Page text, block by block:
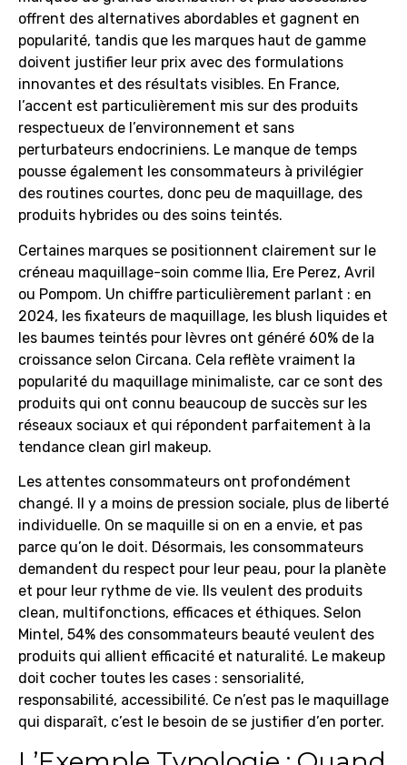
offrent des alternatives abordables et gagnent en
popularité, tandis que les marques haut de gamme
doivent justifier leur prix avec des formulations
innovantes et des résultats visibles. En France,
l’accent est particulièrement mis sur des produits
respectueux de l’environnement et sans
perturbateurs endocriniens. Le manque de temps
pousse également les consommateurs à privilégier
des routines courtes, donc peu de maquillage, des
produits hybrides ou des soins teintés.
Certaines marques se positionnent clairement sur le
créneau maquillage-soin comme Ilia, Ere Perez, Avril
ou Pompom. Un chiffre particulièrement parlant : en
2024, les fixateurs de maquillage, les blush liquides et
les baumes teintés pour lèvres ont généré 60% de la
croissance selon Circana. Cela reflète vraiment la
popularité du maquillage minimaliste, car ce sont des
produits qui ont connu beaucoup de succès sur les
réseaux sociaux et qui répondent parfaitement à la
tendance clean girl makeup.
Les attentes consommateurs ont profondément
changé. Il y a moins de pression sociale, plus de liberté
individuelle. On se maquille si on en a envie, et pas
parce qu’on le doit. Désormais, les consommateurs
demandent du respect pour leur peau, pour la planète
et pour leur rythme de vie. Ils veulent des produits
clean, multifonctions, efficaces et éthiques. Selon
Mintel, 54% des consommateurs beauté veulent des
produits qui allient efficacité et naturalité. Le makeup
doit cocher toutes les cases : sensorialité,
responsabilité, accessibilité. Ce n’est pas le maquillage
qui disparaît, c’est le besoin de se justifier d’en porter.